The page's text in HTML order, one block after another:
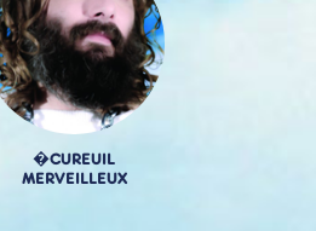
�CUREUIL
MERVEILLEUX